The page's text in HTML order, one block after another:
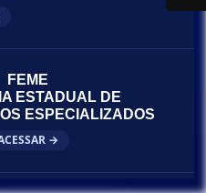
FEME
ESTADUAL DE
ESPECIALIZADOS
→